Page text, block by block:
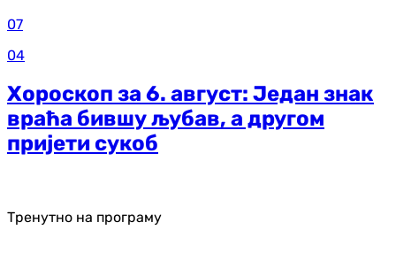
07
04
Хороскоп за 6. август: Један знак
враћа бившу љубав, а другом
пријети сукоб
Тренутно на програму